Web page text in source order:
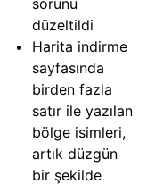
sorunu
düzeltildi
Harita indirme
sayfasında
birden fazla
satır ile yazılan
bölge isimleri,
artık düzgün
bir şekilde